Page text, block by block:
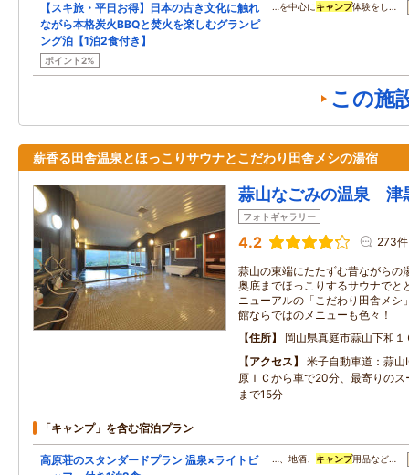
【スキ旅・平日お得】日本の古き文化に触れ
ながら本格炭火BBQと焚火を楽しむグランピ
ング泊【1泊2食付き】
ポイント2%
…を中心にキャンプ体験をし…
この施
薪香る田舎温泉とほっこりサウナとこだわり田舎メシの湯宿
蒜山なごみの温泉 津
フォトギャラリー
4.2 273件
蒜山の東端にたたずむ昔ながらの
奥底までほっこりするサウナでと
ニューアルの「こだわり田舎メシ
館ならではのメニューも色々！
住所
岡山県真庭市蒜山下和１
アクセス
米子自動車道：蒜
原ＩＣから車で20分、最寄りの
まで15分
「キャンプ」を含む宿泊プラン
高原荘のスタンダードプラン 温泉×ライトビ
…、地酒、 キャンプ用品など…